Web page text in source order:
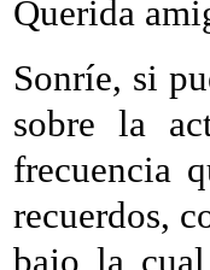
Querida
Sonríe, si
sobre la
frecuencia
recuerdos,
bajo la cual